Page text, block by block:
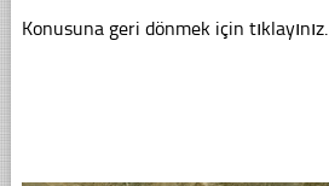
Konusuna geri dönmek için tıklayınız.